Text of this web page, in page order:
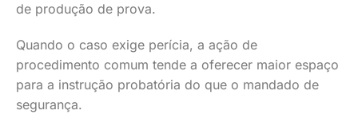
de produção de prova.
Quando o caso exige perícia, a ação de
procedimento comum tende a oferecer maior espaço
para a instrução probatória do que o mandado de
segurança.